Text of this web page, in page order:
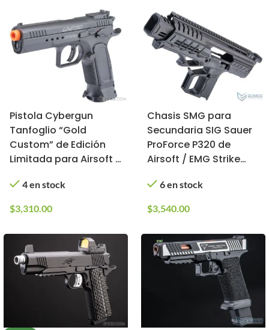
Pistola Cybergun
Tanfoglio “Gold
Custom” de Edición
Limitada para Airsoft /
4 en stock
$3,310.00
Chasis SMG para
Secundaria SIG Sauer
ProForce P320 de
Airsoft / EMG Strike
réplica)
6 en stock
$3,540.00